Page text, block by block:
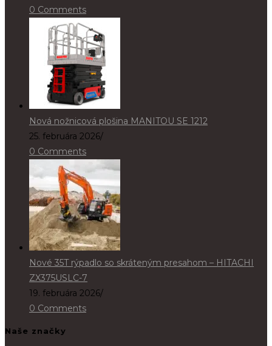
0 Comments
Nová nožnicová plošina MANITOU SE 1212
25. februára 2026/
0 Comments
Nové 35T rýpadlo so skráteným presahom – HITACHI
ZX375USLC-7
19. februára 2026/
0 Comments
Naše značky